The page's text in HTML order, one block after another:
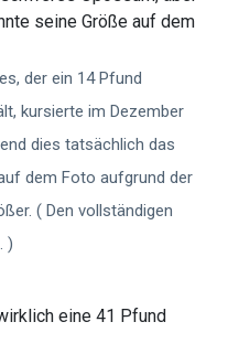
seine Größe auf dem
der ein 14 Pfund
kursierte im Dezember
dies tatsächlich das
dem Foto aufgrund der
( Den vollständigen
)
eine 41 Pfund